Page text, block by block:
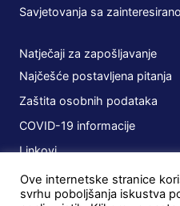
Savjetovanja sa
Natječaji za zapošljavanje
Najčešće postavljena pitanja
Zaštita osobnih podataka
COVID-19 informacije
Linkovi
Planovi
Ove internetske stranice
svrhu poboljšanja iskustva